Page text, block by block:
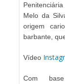
Melo da
origem
barbante,
Vídeo
Com